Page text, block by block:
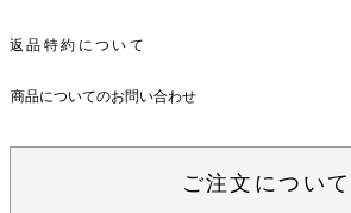
返品特約について
商品についてのお問い合わせ
ご注文について